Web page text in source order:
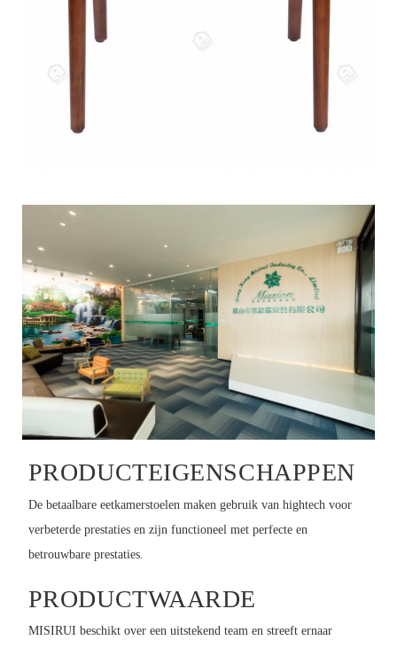
PRODUCTEIGENSCHAPPEN
De betaalbare eetkamerstoelen maken gebruik van hightech voor
verbeterde prestaties en zijn functioneel met perfecte en
betrouwbare prestaties.
PRODUCTWAARDE
MISIRUI beschikt over een uitstekend team en streeft ernaar